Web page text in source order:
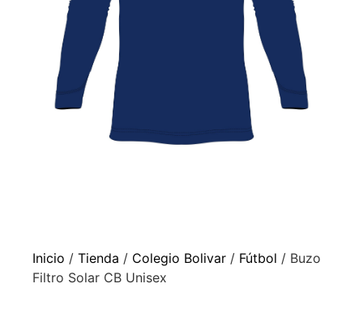
Inicio / Tienda / Colegio Bolivar / Fútbol / Buzo
Filtro Solar CB Unisex